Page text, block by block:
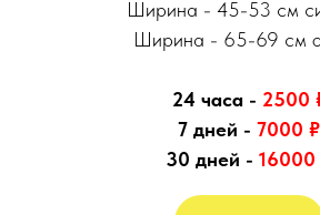
Ширина - 45-53 см
Ширина - 65-69 см
24 часа - 2500
7 дней - 7000 ₽
30 дней - 16000